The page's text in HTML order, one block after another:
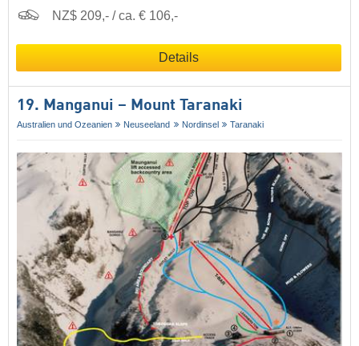
NZ$ 209,- / ca. € 106,-
Details
19. Manganui – Mount Taranaki
Australien und Ozeanien Neuseeland Nordinsel Taranaki